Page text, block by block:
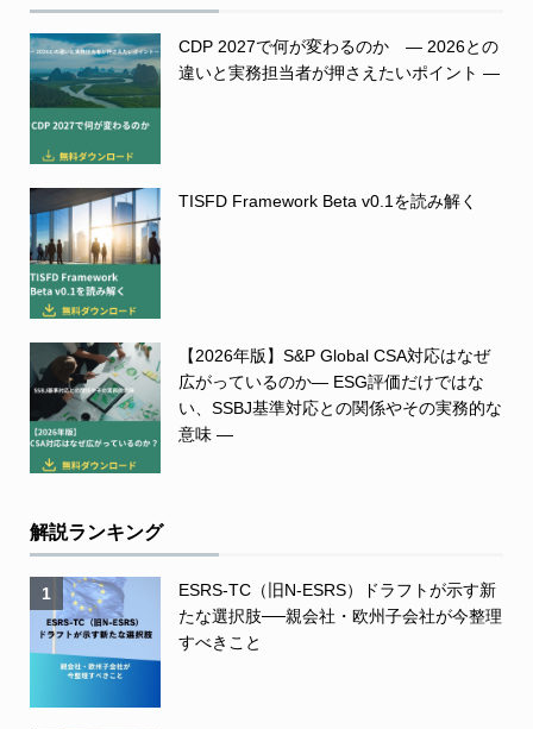
CDP 2027で何が変わるのか ― 2026との
違いと実務担当者が押さえたいポイント ―
TISFD Framework Beta v0.1を読み解く
【2026年版】S&P Global CSA対応はなぜ
広がっているのか― ESG評価だけではな
い、SSBJ基準対応との関係やその実務的な
意味 ―
解説ランキング
1
ESRS-TC（旧N-ESRS）ドラフトが示す新
たな選択肢──親会社・欧州子会社が今整理
すべきこと